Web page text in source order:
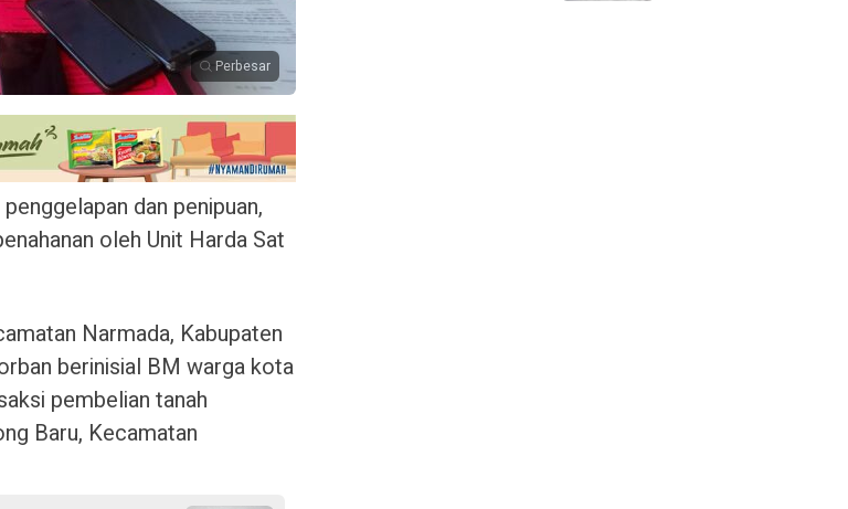
Perbesar
dan penipuan,
oleh Unit Harda Sat
Narmada, Kabupaten
berinisial BM warga kota
pembelian tanah
Baru, Kecamatan